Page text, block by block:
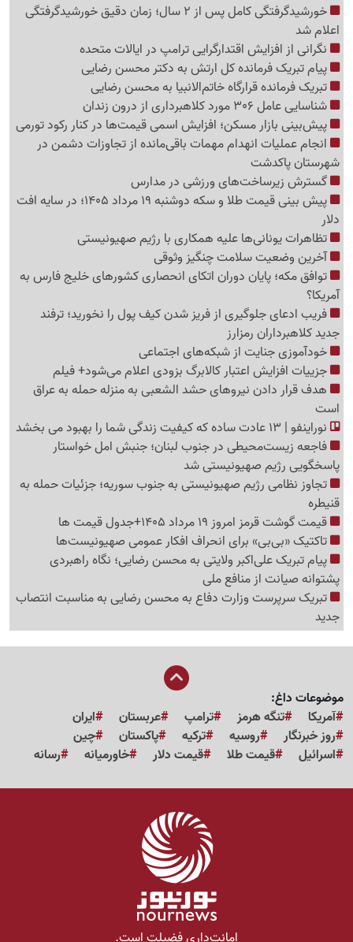
خورشیدگرفتگی کامل پس از 2 سال؛ زمان دقیق خورشیدگرفتگی
اعلام شد
نگرانی از افزایش اقتدارگرایی ترامپ در ایالات متحده
پیام تبریک فرمانده کل ارتش به دکتر محسن رضایی
تبریک فرمانده قرارگاه خاتم‌الانبیا به محسن رضایی
شناسایی عامل 306 مورد کلاهبرداری از درون زندان
پیش‌بینی بازار مسکن؛ افزایش اسمی قیمت‌ها در کنار رکود تورمی
انجام عملیات انهدام مهمات باقی‌مانده از تجاوزات دشمن در
شهرستان پاکدشت
گسترش زیرساخت‌های ورزشی در مدارس
پیش بینی قیمت طلا و سکه دوشنبه 19 مرداد 1405؛ در سایه افت
دلار
تظاهرات یونانی‌ها علیه همکاری با رژیم صهیونیستی
آخرین وضعیت سلامت چنگیز وثوقی
توافق مکه؛ پایان دوران اتکای انحصاری کشورهای خلیج فارس به
آمریکا؟
فریب ادعای جلوگیری از فریز شدن کیف پول را نخورید؛ ترفند
جدید کلاهبرداران رمزارز
خودآموزی جنایت از شبکه‌های اجتماعی
جزییات افزایش اعتبار کالابرگ بزودی اعلام می‌شود+ فیلم
هدف قرار دادن نیروهای حشد الشعبی به منزله حمله به عراق
است
نوراینفو | 13 عادت ساده که کیفیت زندگی شما را بهبود می بخشد
فاجعه زیست‌محیطی در جنوب لبنان؛ جنبش امل خواستار
پاسخگویی رژیم صهیونیستی شد
تجاوز نظامی رژیم صهیونیستی به جنوب سوریه؛ جزئیات حمله به
قنیطره
قیمت گوشت قرمز امروز 19 مرداد 1405+جدول قیمت ها
تاکتیک «بی‌بی» برای انحراف افکار عمومی صهیونیست‌ها
پیام تبریک علی‌اکبر ولایتی به محسن رضایی؛ نگاه راهبردی
پشتوانه صیانت از منافع ملی
تبریک سرپرست وزارت دفاع به محسن رضایی به مناسبت انتصاب
جدید
موضوعات داغ:
آمریکا
تنگه هرمز ترامپ عربستان
ایران
روز خبرنگار
روسیه ترکیه پاکستان
چین
اسرائیل
قیمت طلا قیمت دلار خاورمیانه رسانه
امانت‌داری فضیلت است.